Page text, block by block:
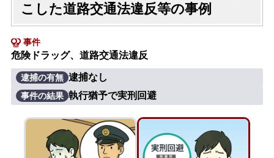
ホームに戻る
刑事事件でお困りの方
刑事事件の無料相談
こした道路交通法違反等の事例
事件
危険ドラッグ、道路交通法違反
逮捕の有無 逮捕なし
事件の結果 執行猶予で実刑回避